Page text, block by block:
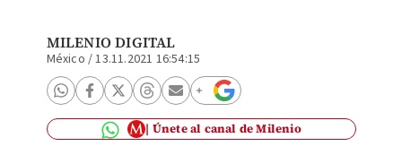
MILENIO DIGITAL
México /13.11.2021 16:54:15
Únete al canal de Milenio